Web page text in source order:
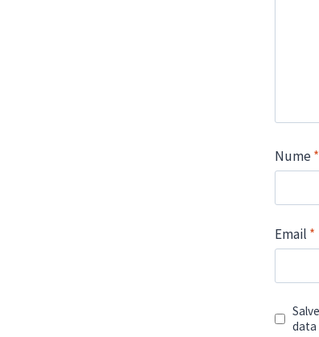
Nume*
Email *
data